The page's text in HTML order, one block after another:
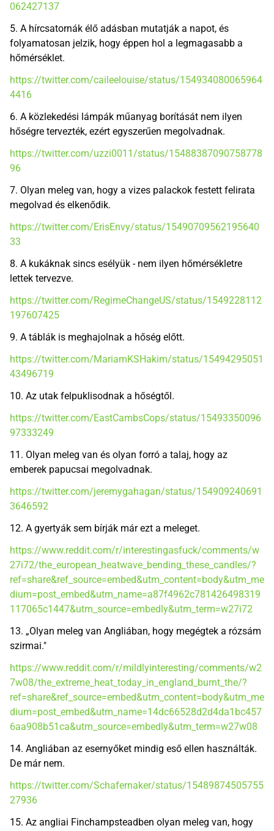
062427137
5. A hírcsatornák élő adásban mutatják a napot, és
folyamatosan jelzik, hogy éppen hol a legmagasabb a
hőmérséklet.
https://twitter.com/caileelouise/status/154934080065964
4416
6. A közlekedési lámpák műanyag borítását nem ilyen
hőségre tervezték, ezért egyszerűen megolvadnak.
https://twitter.com/uzzi0011/status/15488387090758778
96
7. Olyan meleg van, hogy a vizes palackok festett felirata
megolvad és elkenődik.
https://twitter.com/ErisEnvy/status/15490709562195640
33
8. A kukáknak sincs esélyük - nem ilyen hőmérsékletre
lettek tervezve.
https://twitter.com/RegimeChangeUS/status/1549228112
197607425
9. A táblák is meghajolnak a hőség előtt.
https://twitter.com/MariamKSHakim/status/15494295051
43496719
10. Az utak felpuklisodnak a hőségtől.
https://twitter.com/EastCambsCops/status/15493350096
97333249
11. Olyan meleg van és olyan forró a talaj, hogy az
emberek papucsai megolvadnak.
https://twitter.com/jeremygahagan/status/154909240691
3646592
12. A gyertyák sem bírják már ezt a meleget.
https://www.reddit.com/r/interestingasfuck/comments/w
27i72/the_european_heatwave_bending_these_candles/?
ref=share&ref_source=embed&utm_content=body&utm_me
dium=post_embed&utm_name=a87f4962c781426498319
117065c1447&utm_source=embedly&utm_term=w27i72
13. „Olyan meleg van Angliában, hogy megégtek a rózsám
szirmai."
https://www.reddit.com/r/mildlyinteresting/comments/w2
7w08/the_extreme_heat_today_in_england_burnt_the/?
ref=share&ref_source=embed&utm_content=body&utm_me
dium=post_embed&utm_name=14dc66528d2d4da1bc457
6aa908b51ca&utm_source=embedly&utm_term=w27w08
14. Angliában az esernyőket mindig eső ellen használták.
De már nem.
https://twitter.com/Schafernaker/status/15489874505755
27936
15. Az angliai Finchampsteadben olyan meleg van, hogy